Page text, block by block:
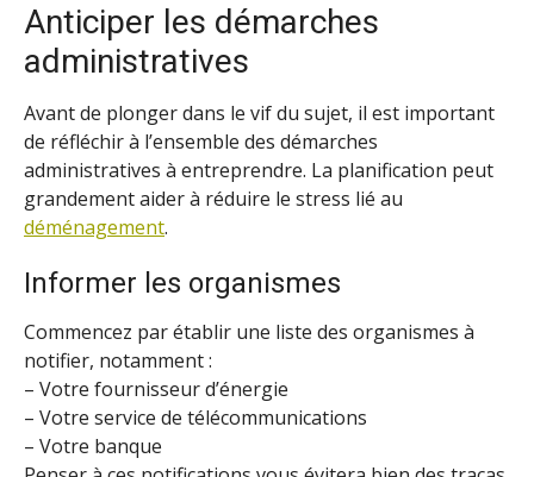
Anticiper les démarches
administratives
Avant de plonger dans le vif du sujet, il est important
de réfléchir à l’ensemble des démarches
administratives à entreprendre. La planification peut
grandement aider à réduire le stress lié au
déménagement.
Informer les organismes
Commencez par établir une liste des organismes à
notifier, notamment :
– Votre fournisseur d’énergie
– Votre service de télécommunications
– Votre banque